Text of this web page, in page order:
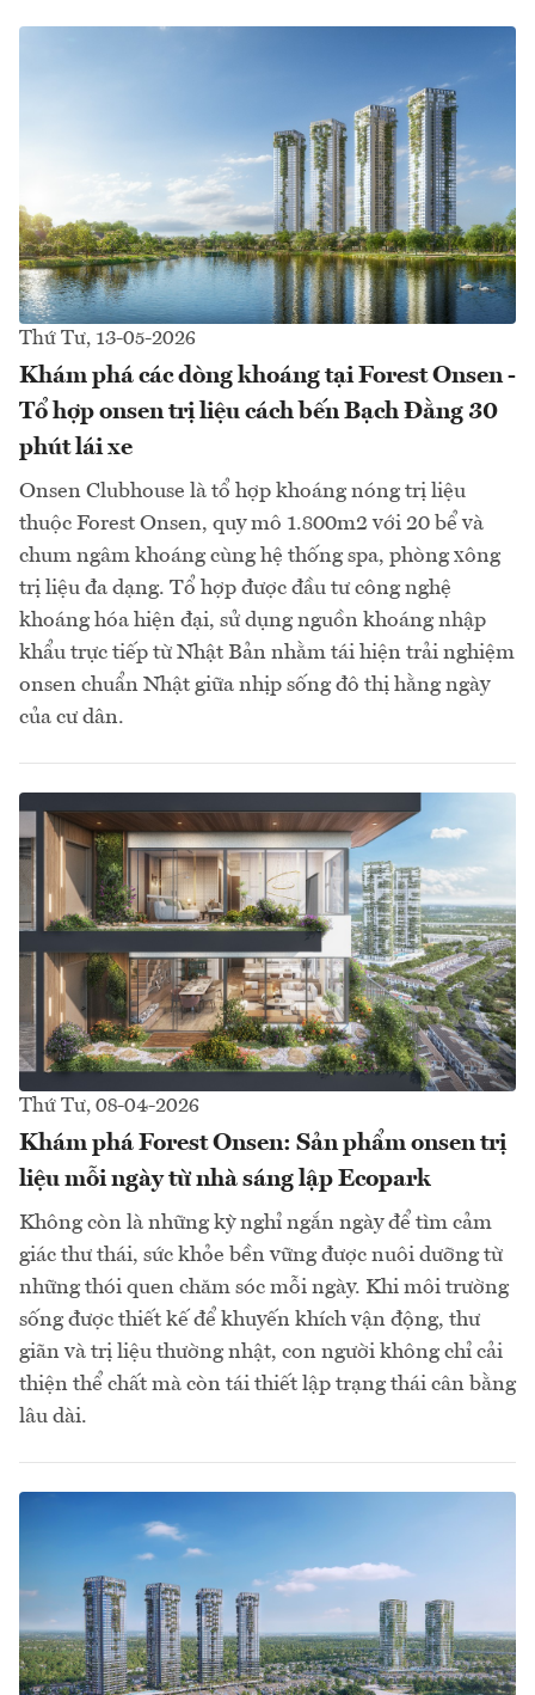
Thứ Tư, 13-05-2026
Khám phá các dòng khoáng tại Forest Onsen -
Tổ hợp onsen trị liệu cách bến Bạch Đằng 30
phút lái xe
Onsen Clubhouse là tổ hợp khoáng nóng trị liệu
thuộc Forest Onsen, quy mô 1.800m2 với 20 bể và
chum ngâm khoáng cùng hệ thống spa, phòng xông
trị liệu đa dạng. Tổ hợp được đầu tư công nghệ
khoáng hóa hiện đại, sử dụng nguồn khoáng nhập
khẩu trực tiếp từ Nhật Bản nhằm tái hiện trải nghiệm
onsen chuẩn Nhật giữa nhịp sống đô thị hằng ngày
của cư dân.
Thứ Tư, 08-04-2026
Khám phá Forest Onsen: Sản phẩm onsen trị
liệu mỗi ngày từ nhà sáng lập Ecopark
Không còn là những kỳ nghỉ ngắn ngày để tìm cảm
giác thư thái, sức khỏe bền vững được nuôi dưỡng từ
những thói quen chăm sóc mỗi ngày. Khi môi trường
sống được thiết kế để khuyến khích vận động, thư
giãn và trị liệu thường nhật, con người không chỉ cải
thiện thể chất mà còn tái thiết lập trạng thái cân bằng
lâu dài.